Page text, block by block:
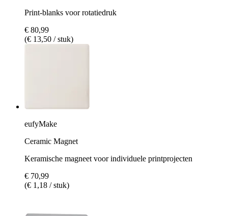
Print-blanks voor rotatiedruk
€ 80,99
(€ 13,50 / stuk)
eufyMake
Ceramic Magnet
Keramische magneet voor individuele printprojecten
€ 70,99
(€ 1,18 / stuk)